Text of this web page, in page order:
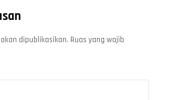
dipublikasikan. Ruas yang wajib